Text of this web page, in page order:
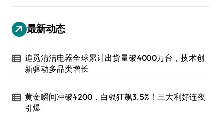
最新动态
追觅清洁电器全球累计出货量破4000万台，技术创
新驱动多品类增长
黄金瞬间冲破4200，白银狂飙3.5%！三大利好连夜
引爆